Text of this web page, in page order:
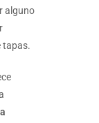
alguno
tapas.